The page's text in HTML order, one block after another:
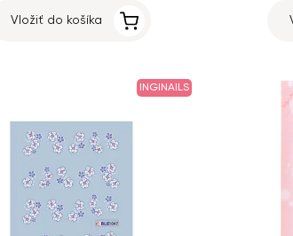
Vložiť do košíka
INGINAILS